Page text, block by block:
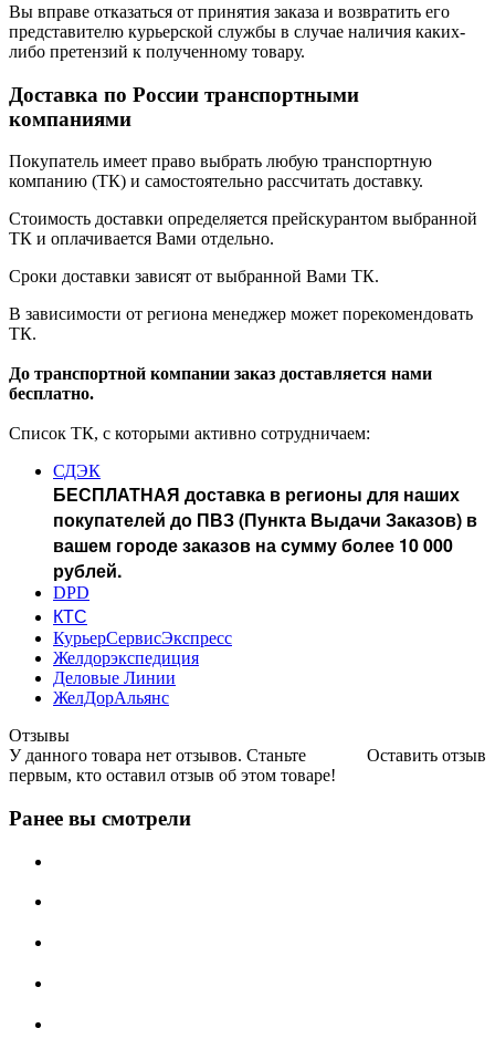
Вы вправе отказаться от принятия заказа и возвратить его
представителю курьерской службы в случае наличия каких-
либо претензий к полученному товару.
Доставка по России транспортными
компаниями
Покупатель имеет право выбрать любую транспортную
компанию (ТК) и самостоятельно рассчитать доставку.
Стоимость доставки определяется прейскурантом выбранной
ТК и оплачивается Вами отдельно.
Сроки доставки зависят от выбранной Вами ТК.
В зависимости от региона менеджер может порекомендовать
ТК.
До транспортной компании заказ доставляется нами
бесплатно.
Список ТК, с которыми активно сотрудничаем:
СДЭК
БЕСПЛАТНАЯ доставка в регионы для наших
покупателей до ПВЗ (Пункта Выдачи Заказов) в
вашем городе заказов на сумму более 10 000
рублей.
DPD
КТС
КурьерСервисЭкспресс
Желдорэкспедиция
Деловые Линии
ЖелДорАльянс
Отзывы
Оставить отзыв
У данного товара нет отзывов. Станьте
первым, кто оставил отзыв об этом товаре!
Ранее вы смотрели